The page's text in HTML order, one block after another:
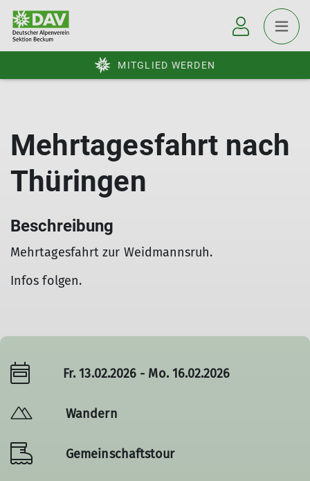
MITGLIED WERDEN
Mehrtagesfahrt nach
Thüringen
Beschreibung
Mehrtagesfahrt zur Weidmannsruh.
Infos folgen.
Fr. 13.02.2026 - Mo. 16.02.2026
Wandern
Gemeinschaftstour